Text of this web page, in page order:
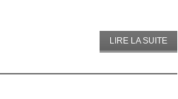
LIRE LA SUITE